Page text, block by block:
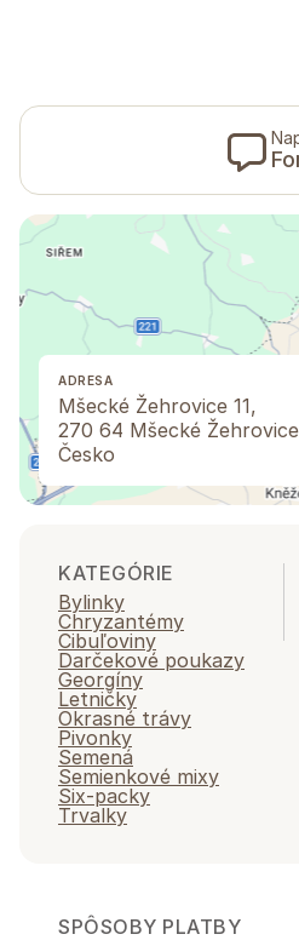
ADRESA
Mšecké Žehrovice 11,
270 64 Mšecké Žehrovice
Česko
KATEGÓRIE
Bylinky
Chryzantémy
Cibuľoviny
Darčekové poukazy
Georgíny
Letničky
Okrasné trávy
Pivonky
Semená
Semienkové mixy
Six-packy
Trvalky
SPÔSOBY PLATBY